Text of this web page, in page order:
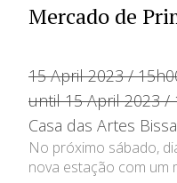
Mercado de
15 April 2023 /
until 15 April 2023 /
Casa das Artes
No próximo sábado,
nova estação com um